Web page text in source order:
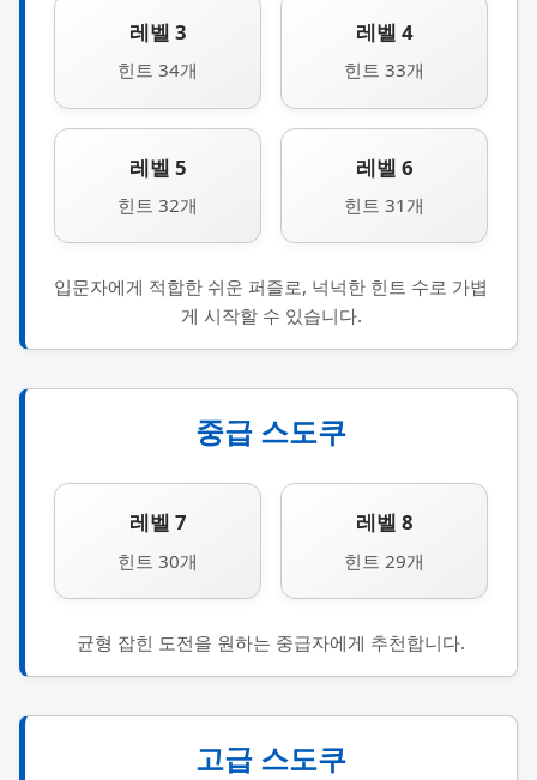
레벨 3
힌트 34개
레벨 4
힌트 33개
레벨 5
힌트 32개
레벨 6
힌트 31개
입문자에게 적합한 쉬운 퍼즐로, 넉넉한 힌트 수로 가볍
게 시작할 수 있습니다.
중급 스도쿠
레벨 7
힌트 30개
레벨 8
힌트 29개
균형 잡힌 도전을 원하는 중급자에게 추천합니다.
고급 스도쿠